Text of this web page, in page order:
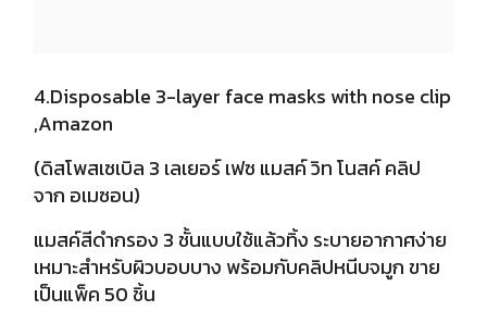
4.Disposable 3-layer face masks with nose clip
,Amazon
(ดิสโพสเซเบิล 3 เลเยอร์ เฟซ แมสค์ วิท โนสค์ คลิป
จาก อเมซอน)
แมสค์สีดำกรอง 3 ชั้นแบบใช้แล้วทิ้ง ระบายอากาศง่าย
เหมาะสำหรับผิวบอบบาง พร้อมกับคลิปหนีบจมูก ขาย
เป็นแพ็ค 50 ชิ้น